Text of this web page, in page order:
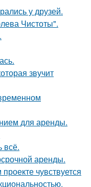
у друзей.
Чистоты".
звучит
для аренды.
всё.
аренды.
чувствуется